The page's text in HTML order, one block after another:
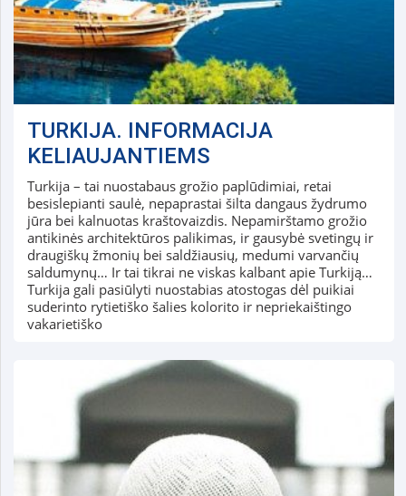
TURKIJA. INFORMACIJA
KELIAUJANTIEMS
Turkija – tai nuostabaus grožio paplūdimiai, retai
besislepianti saulė, nepaprastai šilta dangaus žydrumo
jūra bei kalnuotas kraštovaizdis. Nepamirštamo grožio
antikinės architektūros palikimas, ir gausybė svetingų ir
draugiškų žmonių bei saldžiausių, medumi varvančių
saldumynų… Ir tai tikrai ne viskas kalbant apie Turkiją…
Turkija gali pasiūlyti nuostabias atostogas dėl puikiai
suderinto rytietiško šalies kolorito ir nepriekaištingo
vakarietiško